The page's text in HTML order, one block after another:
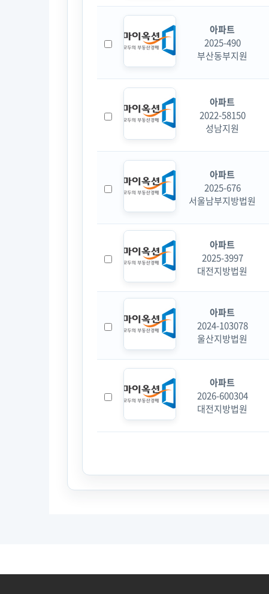
아파트
2025-490
부산동부지원
아파트
2022-58150
성남지원
아파트
2025-676
서울남부지방법원
아파트
2025-3997
대전지방법원
아파트
2024-103078
울산지방법원
아파트
2026-600304
대전지방법원